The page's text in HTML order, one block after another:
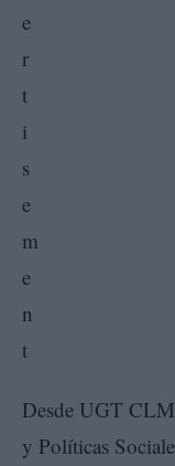
Desde UGT
y Políticas